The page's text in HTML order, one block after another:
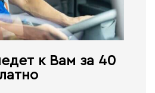
к Вам за 40